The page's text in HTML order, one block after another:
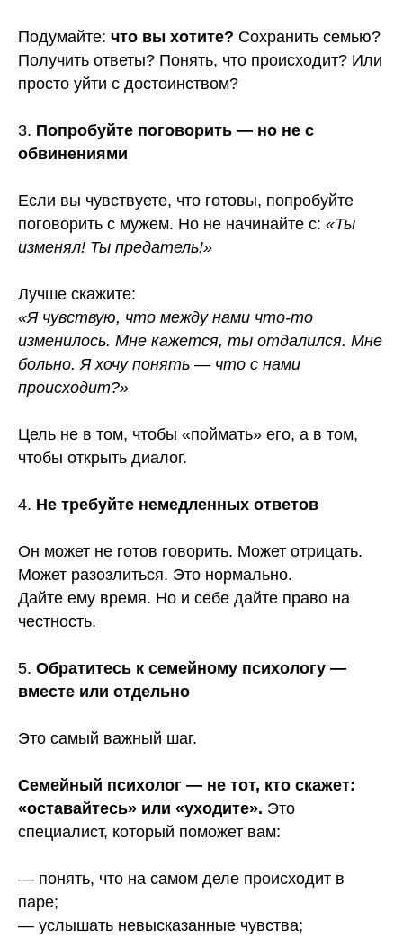
Подумайте: что вы хотите? Сохранить семью?
Получить ответы? Понять, что происходит? Или
просто уйти с достоинством?
3. Попробуйте поговорить — но не с
обвинениями
Если вы чувствуете, что готовы, попробуйте
поговорить с мужем. Но не начинайте с: «Ты
изменял! Ты предатель!»
Лучше скажите:
«Я чувствую, что между нами что-то
изменилось. Мне кажется, ты отдалился. Мне
больно. Я хочу понять — что с нами
происходит?»
Цель не в том, чтобы «поймать» его, а в том,
чтобы открыть диалог.
4. Не требуйте немедленных ответов
Он может не готов говорить. Может отрицать.
Может разозлиться. Это нормально.
Дайте ему время. Но и себе дайте право на
честность.
5. Обратитесь к семейному психологу —
вместе или отдельно
Это самый важный шаг.
Семейный психолог — не тот, кто скажет:
«оставайтесь» или «уходите». Это
специалист, который поможет вам:
— понять, что на самом деле происходит в
паре;
— услышать невысказанные чувства;